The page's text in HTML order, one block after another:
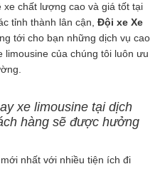
chất lượng cao và giá tốt tại
tỉnh thành lân cận, Đội xe Xe
tới cho bạn những dịch vụ cao
limousine của chúng tôi luôn ưu
xe limousine tại dịch
hàng sẽ được hưởng
nhất với nhiều tiện ích đi